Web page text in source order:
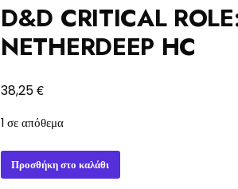
D&D CRITICAL
NETHERDEEP HC
38,25€
1 σε απόθεμα
D&D
CRITICAL
Προσθήκη στο καλάθι